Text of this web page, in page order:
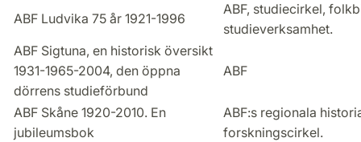
ABF Ludvika 75 år 1921-1996
ABF, studiecirkel,
studieverksamhet.
ABF Sigtuna, en historisk översikt
1931-1965-2004, den öppna
dörrens studieförbund
ABF
ABF Skåne 1920-2010. En
jubileumsbok
ABF:s regionala
forskningscirkel.